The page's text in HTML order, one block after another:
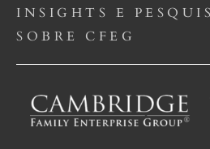
INSIGHTS E
SOBRE CFEG